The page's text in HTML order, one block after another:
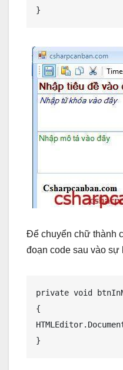
}
Để chuyển chữ thành
đoạn code sau vào sự
private void
{
}